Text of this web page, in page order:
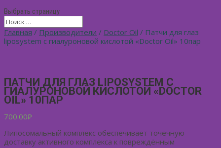
Выбрать страницу
Главная / Производители / Doctor Oil / Патчи для глаз
liposystem с гиалуроновой кислотой «Doctor Oil» 10пар
ПАТЧИ ДЛЯ ГЛАЗ LIPOSYSTEM С
ГИАЛУРОНОВОЙ КИСЛОТОЙ «DOCTOR
OIL» 10ПАР
700.00₽
Липосомальный комплекс обеспечивает точечную
доставку активного комплекса к повреждённым